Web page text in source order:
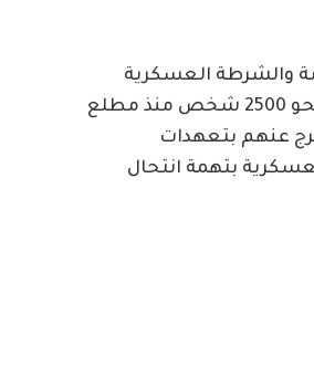
والشرطة العسكرية
والاستخبارات، في موجز صحفي لها اطلعت عليه “دارفور24” أنها اعتقلت نحو 2500 شخص منذ مطلع
منهم بعد التحقيق، بينهم 234 قاصراً أُفرج عنهم بتعهدات
العسكرية بتهمة انتحال